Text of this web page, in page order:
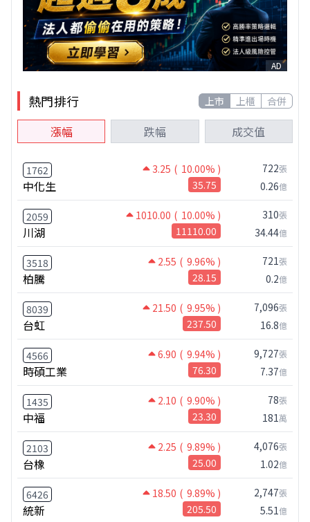
AD
熱門排行 上市 上櫃 合併
漲幅 跌幅 成交值
1762 3.25 ( 10.00% )
中化生 35.75
722張
0.26億
2059 1010.00 ( 10.00% )
川湖 11110.00
310張
34.44億
3518 2.55 ( 9.96% )
柏騰 28.15
721張
0.2億
8039 21.50 ( 9.95% )
台虹 237.50
7,096張
16.8億
4566 6.90 ( 9.94% )
時碩工業 76.30
9,727張
7.37億
1435 2.10 ( 9.90% )
中福 23.30
78張
181萬
2103 2.25 ( 9.89% )
台橡 25.00
4,076張
1.02億
6426 18.50 ( 9.89% )
統新 205.50
2,747張
5.51億